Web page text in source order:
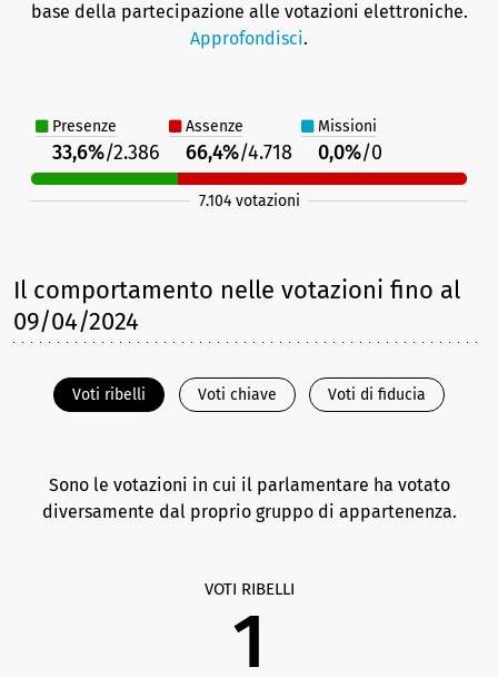
base della partecipazione alle votazioni elettroniche.
Approfondisci.
Presenze Assenze Missioni
33,6%/2.386 66,4%/4.718 0,0%/0
7.104 votazioni
Il comportamento nelle votazioni fino al
09/04/2024
Voti ribelli Voti chiave Voti di fiducia
Sono le votazioni in cui il parlamentare ha votato
diversamente dal proprio gruppo di appartenenza.
VOTI RIBELLI
1